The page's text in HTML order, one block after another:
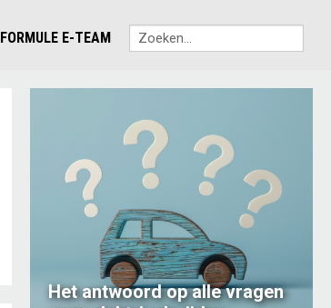
FORMULE E-TEAM
Het antwoord op alle vragen